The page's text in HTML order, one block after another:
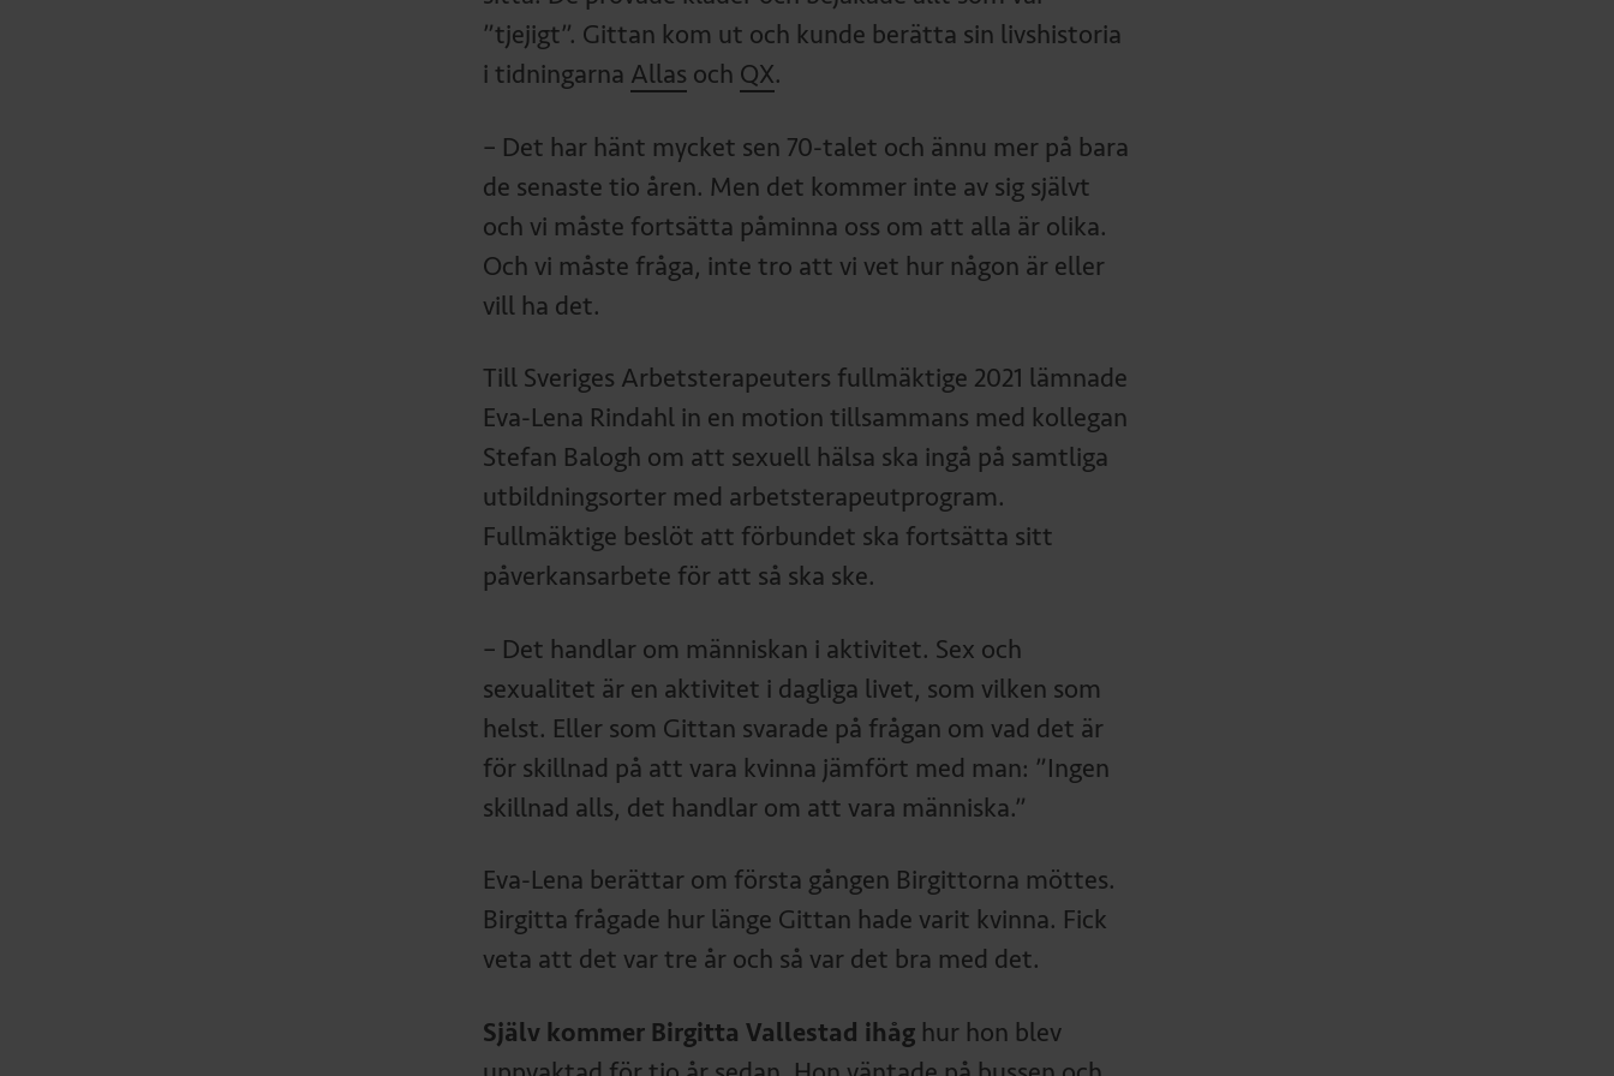
”tjejigt”. Gittan kom ut och kunde berätta sin livshistoria
i tidningarna Allas och QX.
– Det har hänt mycket sen 70-talet och ännu mer på bara
de senaste tio åren. Men det kommer inte av sig självt
och vi måste fortsätta påminna oss om att alla är olika.
Och vi måste fråga, inte tro att vi vet hur någon är eller
vill ha det.
Till Sveriges Arbetsterapeuters fullmäktige 2021 lämnade
Eva-Lena Rindahl in en motion tillsammans med kollegan
Stefan Balogh om att sexuell hälsa ska ingå på samtliga
utbildningsorter med arbetsterapeutprogram.
Fullmäktige beslöt att förbundet ska fortsätta sitt
påverkansarbete för att så ska ske.
– Det handlar om människan i aktivitet. Sex och
sexualitet är en aktivitet i dagliga livet, som vilken som
helst. Eller som Gittan svarade på frågan om vad det är
för skillnad på att vara kvinna jämfört med man: ”Ingen
skillnad alls, det handlar om att vara människa.”
Eva-Lena berättar om första gången Birgittorna möttes.
Birgitta frågade hur länge Gittan hade varit kvinna. Fick
veta att det var tre år och så var det bra med det.
Själv kommer Birgitta Vallestad ihåg hur hon blev